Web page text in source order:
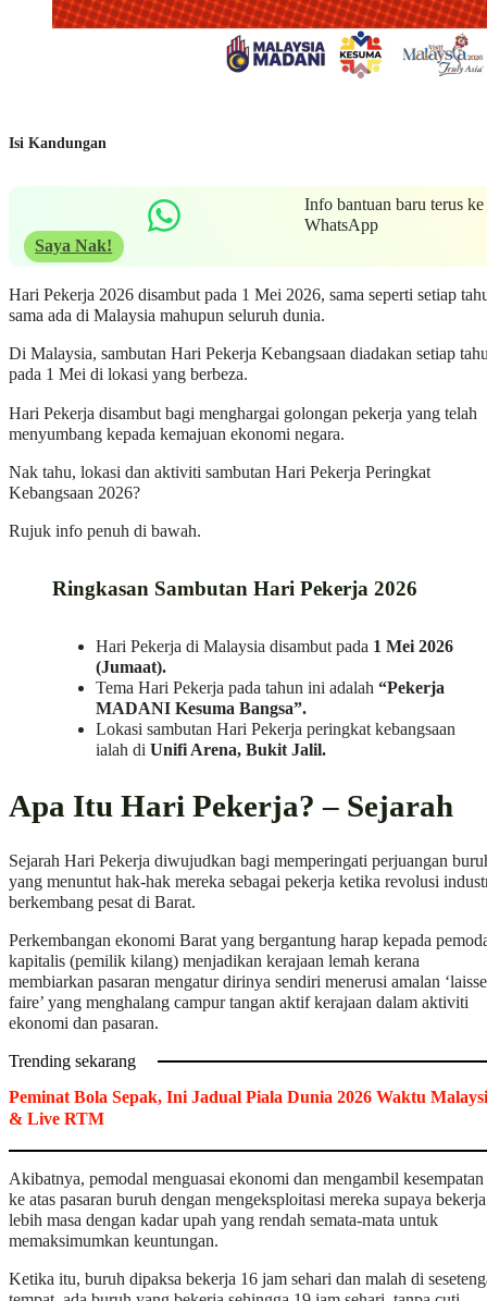
Isi Kandungan
Info bantuan baru terus ke
WhatsApp
Saya Nak!
Hari Pekerja 2026 disambut pada 1 Mei 2026, sama seperti setiap
sama ada di Malaysia mahupun seluruh dunia.
Di Malaysia, sambutan Hari Pekerja Kebangsaan diadakan setiap
pada 1 Mei di lokasi yang berbeza.
Hari Pekerja disambut bagi menghargai golongan pekerja yang telah
menyumbang kepada kemajuan ekonomi negara.
Nak tahu, lokasi dan aktiviti sambutan Hari Pekerja Peringkat
Kebangsaan 2026?
Rujuk info penuh di bawah.
Ringkasan Sambutan Hari Pekerja 2026
Hari Pekerja di Malaysia disambut pada 1 Mei 2026
(Jumaat).
Tema Hari Pekerja pada tahun ini adalah “Pekerja
MADANI Kesuma Bangsa”.
Lokasi sambutan Hari Pekerja peringkat kebangsaan
ialah di Unifi Arena, Bukit Jalil.
Apa Itu Hari Pekerja? – Sejarah
Sejarah Hari Pekerja diwujudkan bagi memperingati perjuangan
yang menuntut hak-hak mereka sebagai pekerja ketika revolusi
berkembang pesat di Barat.
Perkembangan ekonomi Barat yang bergantung harap kepada
kapitalis (pemilik kilang) menjadikan kerajaan lemah kerana
membiarkan pasaran mengatur dirinya sendiri menerusi amalan
faire’ yang menghalang campur tangan aktif kerajaan dalam aktiviti
ekonomi dan pasaran.
Trending sekarang
Peminat Bola Sepak, Ini Jadual Piala Dunia 2026 Waktu
& Live RTM
Akibatnya, pemodal menguasai ekonomi dan mengambil kesempatan
ke atas pasaran buruh dengan mengeksploitasi mereka supaya bekerja
lebih masa dengan kadar upah yang rendah semata-mata untuk
memaksimumkan keuntungan.
Ketika itu, buruh dipaksa bekerja 16 jam sehari dan malah di